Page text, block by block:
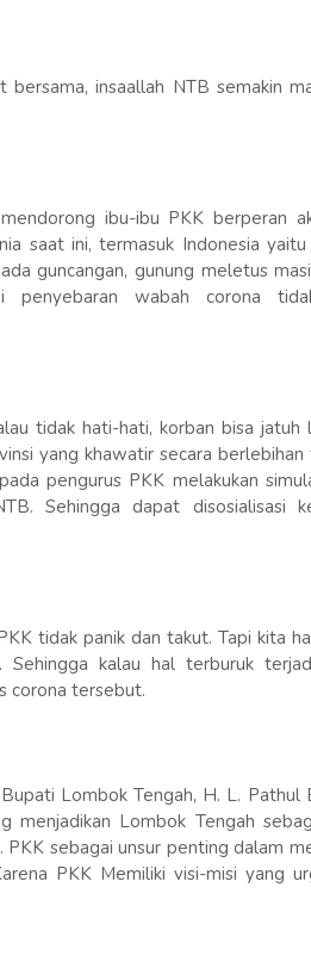
bersama, insaallah NTB semakin
ibu-ibu PKK berperan
saat ini, termasuk Indonesia
guncangan, gunung meletus
penyebaran wabah corona
tidak hati-hati, korban bisa
yang khawatir secara
pengurus PKK melakukan
Sehingga dapat disosialisasi
tidak panik dan takut. Tapi kita
Sehingga kalau hal terburuk
corona tersebut.
Lombok Tengah, H. L. Pathul
menjadikan Lombok Tengah
PKK sebagai unsur penting dalam
PKK Memiliki visi-misi yang